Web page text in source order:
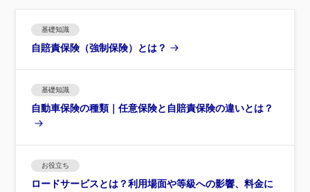
基礎知識
自賠責保険（強制保険）とは？
基礎知識
自動車保険の種類｜任意保険と自賠責保険の違いとは？
お役立ち
ロードサービスとは？利用場面や等級への影響、料金に